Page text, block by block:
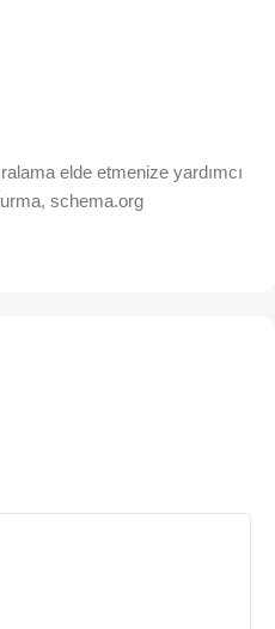
elde etmenize yardımcı
schema.org